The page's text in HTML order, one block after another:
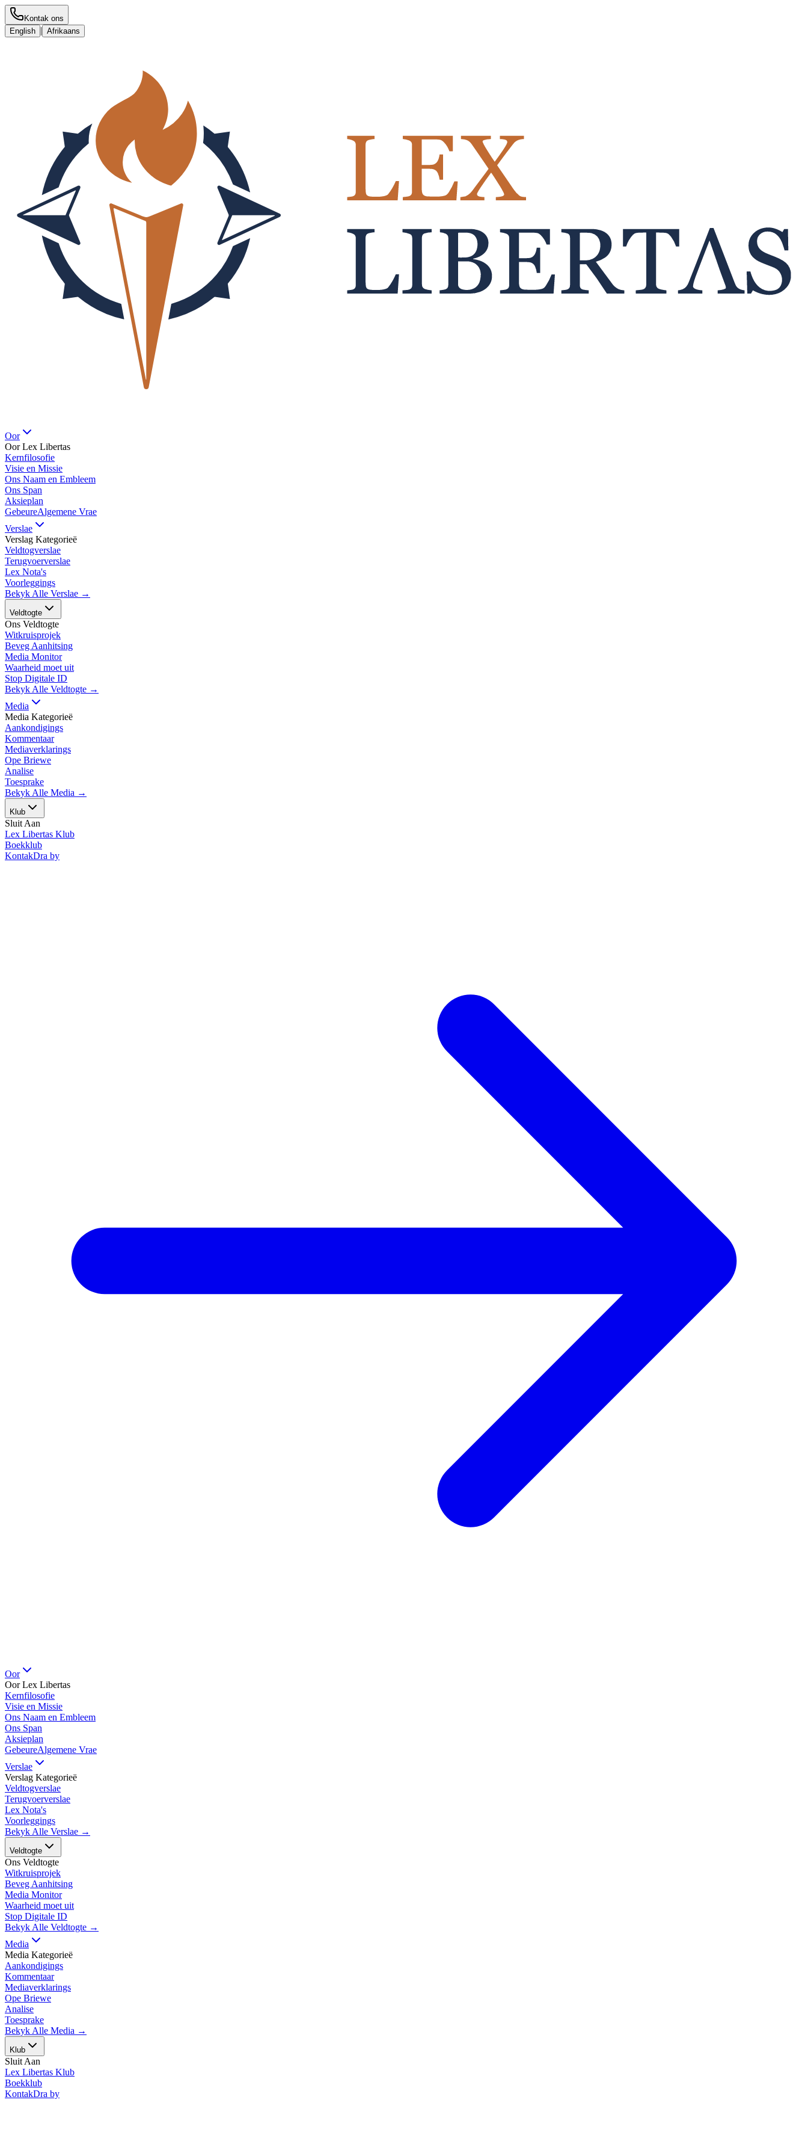
Kontak ons
English | Afrikaans
Oor
Oor Lex Libertas
Kernfilosofie
Visie en Missie
Ons Naam en Embleem
Ons Span
Aksieplan
GebeureAlgemene Vrae
Verslae
Verslag Kategorieë
Veldtogverslae
Terugvoerverslae
Lex Nota's
Voorleggings
Bekyk Alle Verslae →
Veldtogte
Ons Veldtogte
Witkruisprojek
Beveg Aanhitsing
Media Monitor
Waarheid moet uit
Stop Digitale ID
Bekyk Alle Veldtogte →
Media
Media Kategorieë
Aankondigings
Kommentaar
Mediaverklarings
Ope Briewe
Analise
Toesprake
Bekyk Alle Media →
Klub
Sluit Aan
Lex Libertas Klub
Boekklub
KontakDra by
Oor
Oor Lex Libertas
Kernfilosofie
Visie en Missie
Ons Naam en Embleem
Ons Span
Aksieplan
GebeureAlgemene Vrae
Verslae
Verslag Kategorieë
Veldtogverslae
Terugvoerverslae
Lex Nota's
Voorleggings
Bekyk Alle Verslae →
Veldtogte
Ons Veldtogte
Witkruisprojek
Beveg Aanhitsing
Media Monitor
Waarheid moet uit
Stop Digitale ID
Bekyk Alle Veldtogte →
Media
Media Kategorieë
Aankondigings
Kommentaar
Mediaverklarings
Ope Briewe
Analise
Toesprake
Bekyk Alle Media →
Klub
Sluit Aan
Lex Libertas Klub
Boekklub
KontakDra by